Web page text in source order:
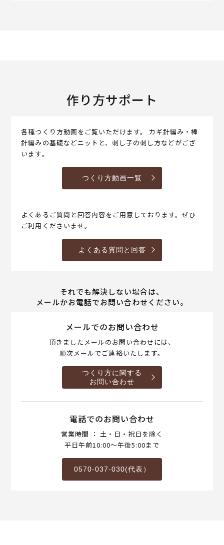
作り方サポート
各種つくり方動画をご覧いただけます。 カギ針編み・棒
針編みの基礎などニットと、刺し子の刺し方などがござ
います。
つくり方動画一覧
よくあるご質問と回答内容をご用意しております。ぜひ
ご利用くださいませ。
よくある質問と回答
それでも解決しない場合は、
メールかお電話でお問い合わせください。
メールでのお問い合わせ
頂きましたメールのお問い合わせには、
順次メールでご連絡いたします。
つくり方に関する
お問い合わせ
電話でのお問い合わせ
営業時間 ： 土・日・祝日を除く
平日午前10:00～午後5:00まで
0570-037-030(代表）